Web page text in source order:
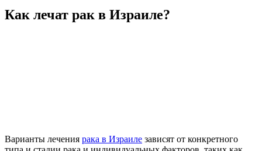
Как лечат рак в Израиле?
Варианты лечения рака в Израиле зависят от конкретного